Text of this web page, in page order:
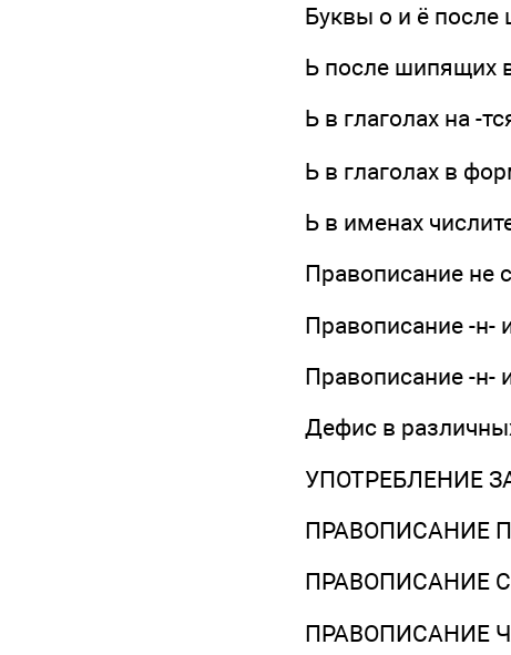
Буквы о и ё
Ь после шипящих
Ь в глаголах на -
Ь в глаголах в
Ь в именах
Правописание не
Правописание -н-
Правописание -н-
Дефис в
УПОТРЕБЛЕНИЕ
ПРАВОПИСАНИЕ
ПРАВОПИСАНИЕ
ПРАВОПИСАНИЕ